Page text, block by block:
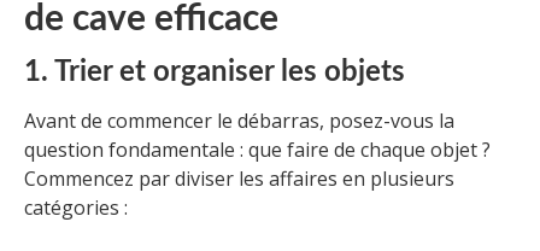
de cave efficace
1. Trier et organiser les objets
Avant de commencer le débarras, posez-vous la
question fondamentale : que faire de chaque objet ?
Commencez par diviser les affaires en plusieurs
catégories :